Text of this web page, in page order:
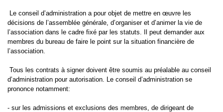
Le conseil d’administration a pour objet de mettre en œuvre les
décisions de l’assemblée générale, d’organiser et d’animer la vie de
l’association dans le cadre fixé par les statuts. Il peut demander aux
membres du bureau de faire le point sur la situation financière de
l’association.
Tous les contrats à signer doivent être soumis au préalable au conseil
d’administration pour autorisation. Le conseil d’administration se
prononce notamment:
- sur les admissions et exclusions des membres, de dirigeant de